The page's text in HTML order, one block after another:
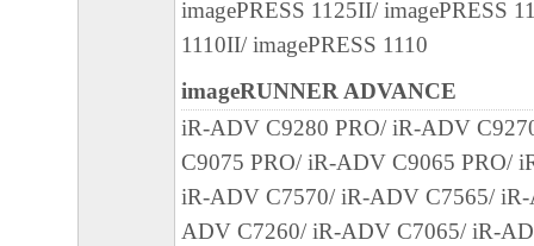
許可等を得ることなしに、「本ソフトウェ
は一部を、直接または間接に輸出してはな
６．サポートおよびアップデート
キヤノン、キヤノンの子会社、関係会社、
理店および販売店、並びにキヤノンのライ
客様による「本ソフトウェア」の使用を支
imagePRESS 1125II/ imagePRESS
1110II/ imagePRESS 1110
imageRUNNER ADVANCE
iR-ADV C9280 PRO/ iR-ADV
C9075 PRO/ iR-ADV C9065 PRO/
iR-ADV C7570/ iR-ADV C7565/
ADV C7260/ iR-ADV C7065/ iR-